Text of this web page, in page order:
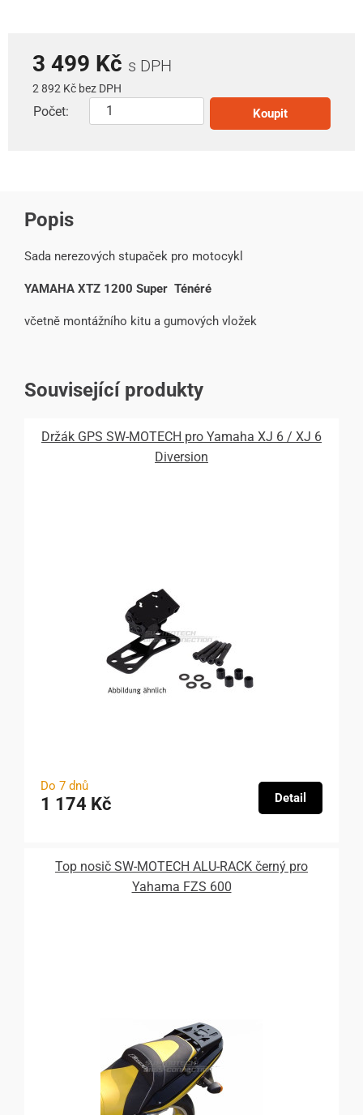
3 499 Kč s DPH
2 892 Kč bez DPH
Počet: Koupit
Popis
Sada nerezových stupaček pro motocykl
YAMAHA XTZ 1200 Super Ténéré
včetně montážního kitu a gumových vložek
Související produkty
Držák GPS SW-MOTECH pro Yamaha XJ 6 / XJ 6
Diversion
Do 7 dnů
1 174 Kč Detail
Top nosič SW-MOTECH ALU-RACK černý pro
Yahama FZS 600